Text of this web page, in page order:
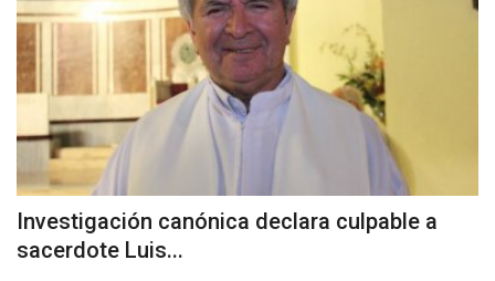
Investigación canónica declara culpable a
sacerdote Luis...